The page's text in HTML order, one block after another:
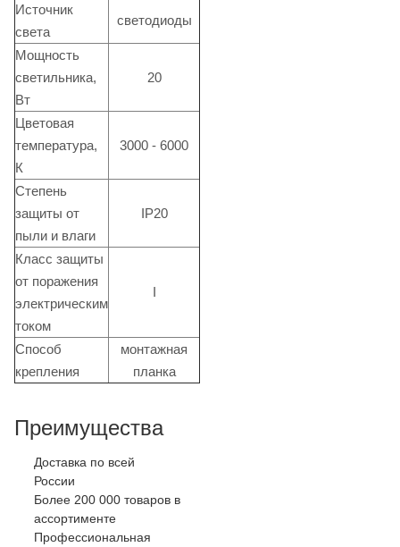
Источник
света
светодиоды
Мощность
светильника,
Вт
20
Цветовая
температура,
К
3000 - 6000
Степень
защиты от
пыли и влаги
IP20
Класс защиты
от поражения
электрическим
током
I
Способ
крепления
монтажная
планка
Преимущества
Доставка по всей
России
Более 200 000 товаров в
ассортименте
Профессиональная